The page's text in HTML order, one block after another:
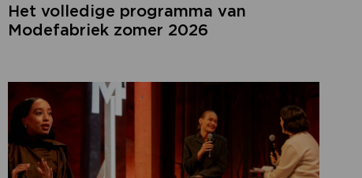
Het volledige programma van
Modefabriek zomer 2026